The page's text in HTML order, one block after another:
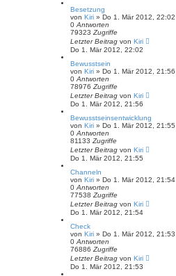
Besetzung
von Kiri » Do 1. Mär 2012, 22:02
0 Antworten
79323 Zugriffe
Letzter Beitrag von Kiri
Do 1. Mär 2012, 22:02
Bewusstsein
von Kiri » Do 1. Mär 2012, 21:56
0 Antworten
78976 Zugriffe
Letzter Beitrag von Kiri
Do 1. Mär 2012, 21:56
Bewusstseinsentwicklung
von Kiri » Do 1. Mär 2012, 21:55
0 Antworten
81133 Zugriffe
Letzter Beitrag von Kiri
Do 1. Mär 2012, 21:55
Channeln
von Kiri » Do 1. Mär 2012, 21:54
0 Antworten
77538 Zugriffe
Letzter Beitrag von Kiri
Do 1. Mär 2012, 21:54
Check
von Kiri » Do 1. Mär 2012, 21:53
0 Antworten
76886 Zugriffe
Letzter Beitrag von Kiri
Do 1. Mär 2012, 21:53